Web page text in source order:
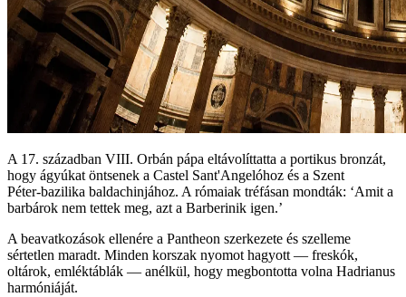
A 17. században VIII. Orbán pápa eltávolíttatta a portikus bronzát,
hogy ágyúkat öntsenek a Castel Sant'Angelóhoz és a Szent
Péter‑bazilika baldachinjához. A rómaiak tréfásan mondták: ‘Amit a
barbárok nem tettek meg, azt a Barberinik igen.’
A beavatkozások ellenére a Pantheon szerkezete és szelleme
sértetlen maradt. Minden korszak nyomot hagyott — freskók,
oltárok, emléktáblák — anélkül, hogy megbontotta volna Hadrianus
harmóniáját.